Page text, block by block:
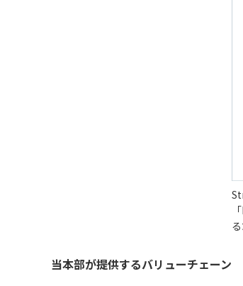
当本部が提供するバリューチェーン